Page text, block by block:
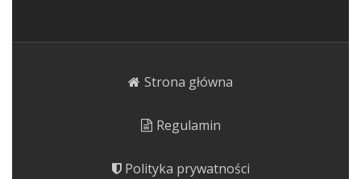
Strona główna
Regulamin
Polityka prywatności